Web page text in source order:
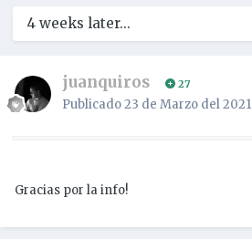
4 weeks later...
juanquiros 27
Publicado23 de Marzo del 2021
Gracias por la info!